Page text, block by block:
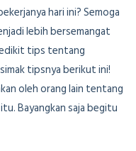
hari ini? Semoga
lebih bersemangat
tips tentang
tipsnya berikut ini!
oleh orang lain tentang
Bayangkan saja begitu